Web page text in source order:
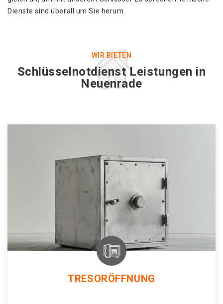
Dienste sind überall um Sie herum.
WIR BIETEN
Schlüsselnotdienst Leistungen in
Neuenrade
TRESORÖFFNUNG